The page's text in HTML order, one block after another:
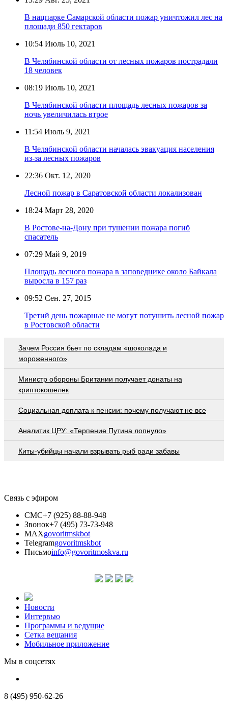
В нацпарке Самарской области пожар уничтожил лес на
площади 850 гектаров
10:54 Июль 10, 2021
В Челябинской области от лесных пожаров пострадали
18 человек
08:19 Июль 10, 2021
В Челябинской области площадь лесных пожаров за
ночь увеличилась втрое
11:54 Июль 9, 2021
В Челябинской области началась эвакуация населения
из-за лесных пожаров
22:36 Окт. 12, 2020
Лесной пожар в Саратовской области локализован
18:24 Март 28, 2020
В Ростове-на-Дону при тушении пожара погиб
спасатель
07:29 Май 9, 2019
Площадь лесного пожара в заповеднике около Байкала
выросла в 157 раз
09:52 Сен. 27, 2015
Третий день пожарные не могут потушить лесной пожар
в Ростовской области
Зачем Россия бьет по складам «шоколада и
мороженного»
Министр обороны Британии получает донаты на
криптокошелек
Социальная доплата к пенсии: почему получают не все
Аналитик ЦРУ: «Терпение Путина лопнуло»
Киты-убийцы начали взрывать рыб ради забавы
Связь с эфиром
СМС+7 (925) 88-88-948
Звонок+7 (495) 73-73-948
MAXgovoritmskbot
Telegramgovoritmskbot
Письмоinfo@govoritmoskva.ru
Новости
Интервью
Программы и ведущие
Сетка вещания
Мобильное приложение
Мы в соцсетях
8 (495) 950-62-26